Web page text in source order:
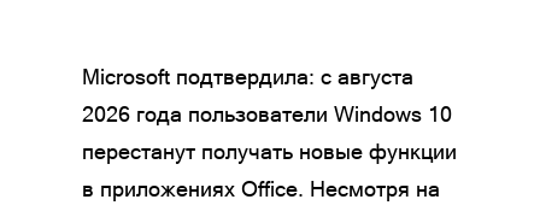
Microsoft подтвердила: с августа
2026 года пользователи Windows 10
перестанут получать новые функции
в приложениях Office. Несмотря на